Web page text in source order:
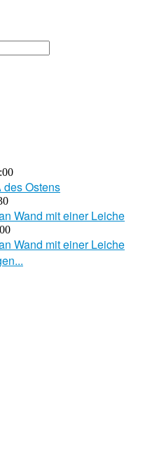
Ostens
Wand mit einer Leiche
Wand mit einer Leiche